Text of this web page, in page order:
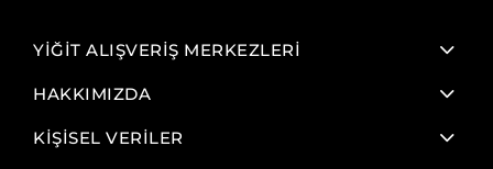
YİĞİT ALIŞVERİŞ MERKEZLERİ
HAKKIMIZDA
KİŞİSEL VERİLER